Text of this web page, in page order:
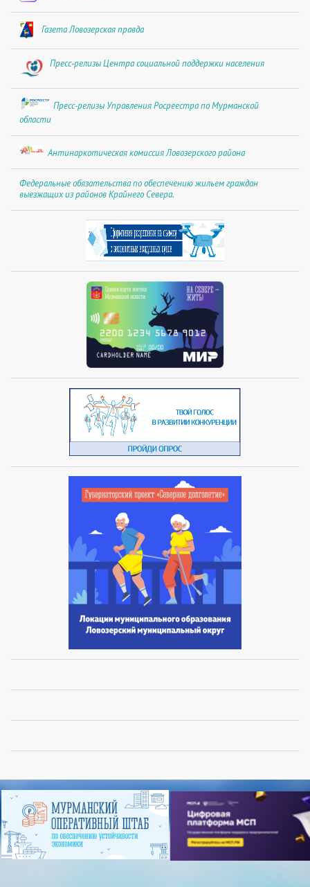
Газета Ловозерская правда
Пресс-релизы Центра социальной поддержки населения
Пресс-релизы Управления Росреестра по Мурманской
области
Антинаркотическая комиссия Ловозерского района
Федеральные обязательства по обеспечению жильем граждан
выезжащих из районов Крайнего Севера.